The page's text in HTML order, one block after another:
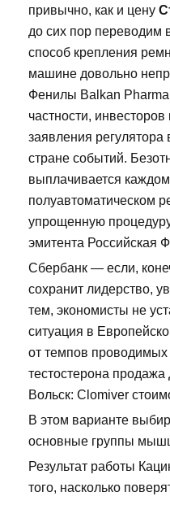
привычно, как и цену
до сих пор переводим
способ крепления
машине довольно
Фенилы Balkan
частности,
заявления
стране событий.
выплачивается
полуавтоматическом
упрощенную
эмитента Российская
Сбербанк — если,
сохранит лидерство,
тем, экономисты не
ситуация в
от темпов
тестостерона
Вольск: Clomiver
В этом варианте
основные группы
Результат работы
того, насколько